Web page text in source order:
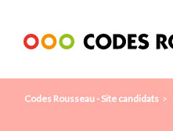
Codes Rousseau - Site candidats